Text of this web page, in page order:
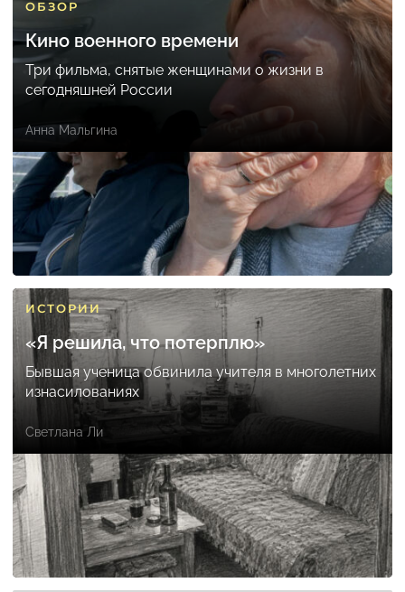
ОБЗОР
Кино военного времени
Три фильма, снятые женщинами о жизни в
сегодняшней России
Анна Мальгина
ИСТОРИИ
«Я решила, что потерплю»
Бывшая ученица обвинила учителя в многолетних
изнасилованиях
Светлана Ли